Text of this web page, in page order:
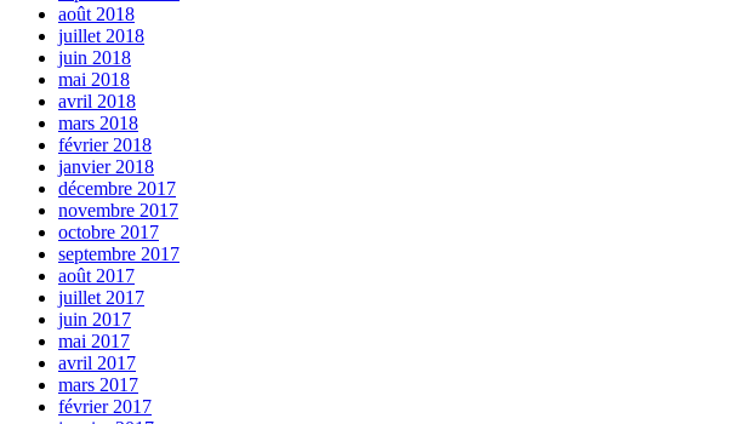
août 2018
juillet 2018
juin 2018
mai 2018
avril 2018
mars 2018
février 2018
janvier 2018
décembre 2017
novembre 2017
octobre 2017
septembre 2017
août 2017
juillet 2017
juin 2017
mai 2017
avril 2017
mars 2017
février 2017